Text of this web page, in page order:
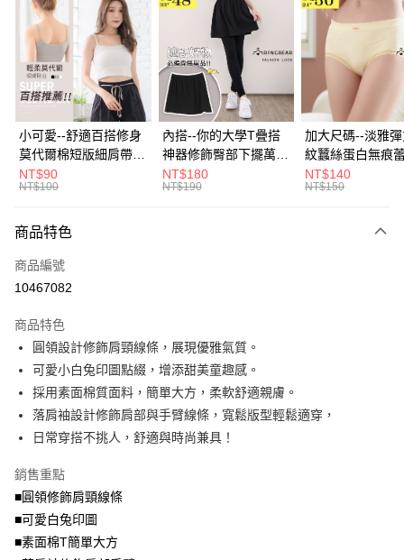
LINE Pay
Apple Pay
街口支付
悠遊付
Google Pay
全盈+PAY
大哥付你分期
【大哥付你分期使用說明】
1.本服務由台灣大哥大提供，台灣大哥大用戶可立即使用無須另外申請。
流程，驗證手機門號後，選擇欲分期的期數、繳款截止日，確認付款後即完
成交易。
3.實際核准額度、可分期數及費用金額請依後續交易確認頁面所載為準。
4.訂單成立30分鐘內，如未前往確認交易或遇審核未通過，訂單將自動取
法說明評估內容。
【繳款方式說明】
1.分期款項不併入電信帳單，「大哥付你分期」於每月結算日後寄送繳費提
醒簡訊。
帳／街口支付／iPASS MONEY」等通路繳費。
【注意事項】
1.本服務係由「台灣大哥大股份有限公司」（以下簡稱本公司）所提供，讓
用戶於交易時，得透過本服務購買商品或服務，並由商店將買賣／分期付款
AFTEE先享後付
【關於「AFTEE先享後付」】
AFTEE先享後付是「在收到商品之後才付款」的支付方式。 讓您購物簡單
便利好安心！
１．簡單：不需註冊會員、不需綁卡、不需儲值。
２．便利：只要手機號碼，簡訊認證，即可結帳。
３．安心：先確認商品／服務後，再付款。
【「AFTEE先享後付」結帳流程】
結帳頁面，進行簡訊認證並確認金額後，即可完成結帳。
３．收到繳費通知簡訊後14天內，點擊此簡訊中的連結，可透過四大超商／
ATM／網路銀行／等多元方式進行付款，方視為交易完成。
※ 請注意：結帳手續完成當下不需立刻繳費，但若您需要取消訂單，請聯絡
購買商品的店家。未經商家同意取消之訂單仍視為有效，需透過AFTEE先享
ATM付款
全家取貨付款
每筆NT$70，滿NT$699(含以上)免運費
付款後全家取貨
每筆NT$70，滿NT$699(含以上)免運費
7-11取貨付款
每筆NT$70，滿NT$799(含以上)免運費
小可愛--舒適百搭修身
莫代爾棉短版細肩帶素
色背心(白.黑.灰L-2L)-
U582眼圈熊中大尺碼
NT$90
NT$100
內搭--你的大學T疊搭
神器修飾臀部下擺萬用
內搭裙/遮臀裙(黑2L-
6L)-Q155眼圈熊中大
NT$180
NT$190
加大尺碼--淡雅
紋蠶絲蛋白無痕
角內褲(白.粉.藍.
3L)-L28眼圈熊中
NT$140
NT$150
商品特色
商品編號
10467082
商品特色
圓領設計修飾肩頸線條，展現優雅氣質。
可愛小白兔印圖點綴，增添甜美童趣感。
採用素面棉質面料，簡單大方，柔軟舒適親膚。
落肩袖設計修飾肩部與手臂線條，寬鬆版型輕鬆適穿，
日常穿搭不挑人，舒適與時尚兼具！
銷售重點
■圓領修飾肩頸線條
■可愛白兔印圖
■素面棉T簡單大方